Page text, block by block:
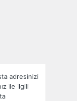
adresinizi
ile ilgili